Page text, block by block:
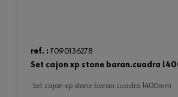
ref. : F090136278
set cajon xp stone baran.cuadra
set cajon xp stone baran.cuadra l400mm